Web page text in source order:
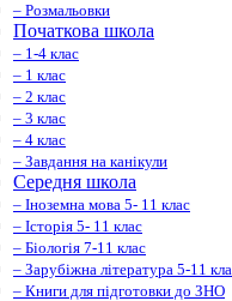
– Розмальовки
Початкова школа
– 1-4 клас
– 1 клас
– 2 клас
– 3 клас
– 4 клас
– Завдання на канікули
Середня школа
– Іноземна мова 5- 11 клас
– Історія 5- 11 клас
– Біологія 7-11 клас
– Зарубіжна література 5-11
– Книги для підготовки до ЗНО